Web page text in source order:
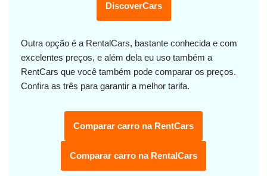
DiscoverCars
Outra opção é a RentalCars, bastante conhecida e com
excelentes preços, e além dela eu uso também a
RentCars que você também pode comparar os preços.
Confira as três para garantir a melhor tarifa.
Comparar carro na RentCars
Comparar carro na RentalCars